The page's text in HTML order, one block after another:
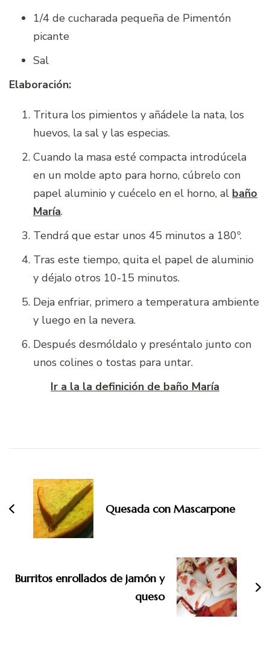
1/4 de cucharada pequeña de Pimentón
picante
Sal
Elaboración:
Tritura los pimientos y añádele la nata, los
huevos, la sal y las especias.
Cuando la masa esté compacta introdúcela
en un molde apto para horno, cúbrelo con
papel aluminio y cuécelo en el horno, al baño
María.
Tendrá que estar unos 45 minutos a 180º.
Tras este tiempo, quita el papel de aluminio
y déjalo otros 10-15 minutos.
Deja enfriar, primero a temperatura ambiente
y luego en la nevera.
Después desmóldalo y preséntalo junto con
unos colines o tostas para untar.
Ir a la la definición de baño María
entradas
Quesada con Mascarpone
Burritos enrollados de jamón y
queso